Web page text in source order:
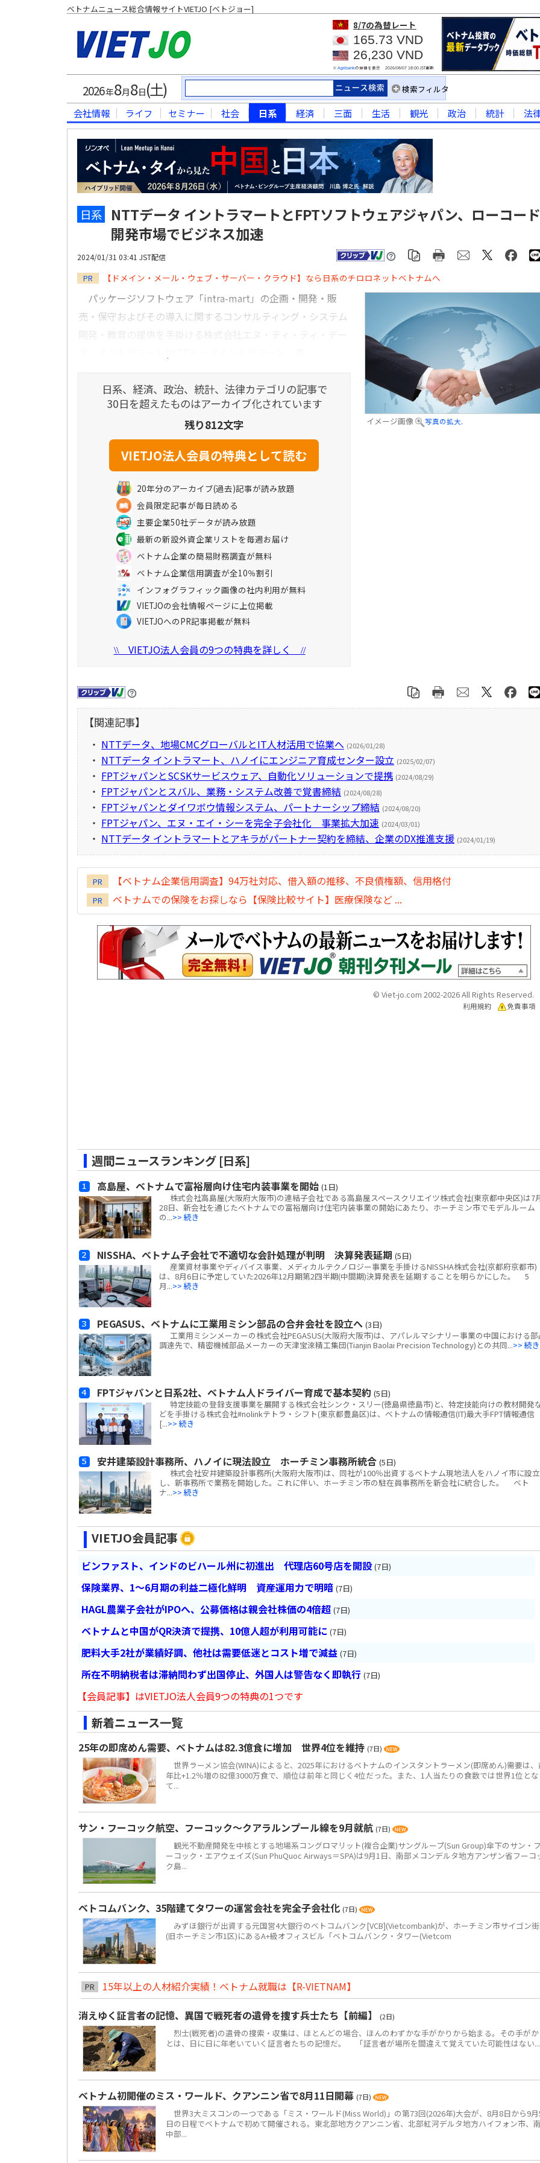
ベトナムニュース総合情報サイトVIETJO [ベトジョー]
8/7の為替レート
165.73 VND
26,230 VND
※ Agribankの仲値を表示 2026/08/07 18:00JST更新
2026年8月8日(土) 検索フィルタ
会社情報 ライフ セミナー 社会 日系 経済 三面 生活 観光 政治 統計 法
日系
NTTデータ イントラマートとFPTソフトウェアジャパン、ローコード
開発市場でビジネス加速
2024/01/31 03:41 JST配信
PR 【ドメイン・メール・ウェブ・サーバー・クラウド】なら日系のチロロネットベトナムへ
イメージ画像 写真の拡大.
パッケージソフトウェア「intra-mart」の企画・開発・販
売・保守およびその導入に関するコンサルティング・システム
日系、経済、政治、統計、法律カテゴリの記事で
30日を超えたものはアーカイブ化されています
残り812文字
20年分のアーカイブ(過去)記事が読み放題
会員限定記事が毎日読める
主要企業50社データが読み放題
最新の新設外資企業リストを毎週お届け
ベトナム企業の簡易財務調査が無料
ベトナム企業信用調査が全10％割引
インフォグラフィック画像の社内利用が無料
VIETJOの会社情報ページに上位掲載
VIETJOへのPR記事掲載が無料
\\VIETJO法人会員の9つの特典を詳しく //
【関連記事】
・ NTTデータ、地場CMCグローバルとIT人材活用で協業へ (2026/01/28)
・ NTTデータ イントラマート、ハノイにエンジニア育成センター設立 (2025/02/07)
・ FPTジャパンとSCSKサービスウェア、自動化ソリューションで提携 (2024/08/29)
・ FPTジャパンとスバル、業務・システム改善で覚書締結 (2024/08/28)
・ FPTジャパンとダイワボウ情報システム、パートナーシップ締結 (2024/08/20)
・ FPTジャパン、エヌ・エイ・シーを完全子会社化 事業拡大加速 (2024/03/01)
・ NTTデータ イントラマートとアキラがパートナー契約を締結、企業のDX推進支援 (2024/01/19)
PR 【ベトナム企業信用調査】94万社対応、借入額の推移、不良債権額、信用格付
PR ベトナムでの保険をお探しなら【保険比較サイト】医療保険など ...
© Viet-jo.com 2002-2026 All Rights Reserved.
利用規約 免責事項
週間ニュースランキング [日系]
高島屋、ベトナムで富裕層向け住宅内装事業を開始 (1日)
株式会社高島屋(大阪府大阪市)の連結子会社である高島屋スペースクリエイツ株式会社(東京都中央区)は7
28日、新会社を通じたベトナムでの富裕層向け住宅内装事業の開始にあたり、ホーチミン市でモデルルーム
の...>> 続き
NISSHA、ベトナム子会社で不適切な会計処理が判明 決算発表延期 (5日)
産業資材事業やディバイス事業、メディカルテクノロジー事業を手掛けるNISSHA株式会社(京都府京都市)
は、8月6日に予定していた2026年12月期第2四半期(中間期)決算発表を延期することを明らかにした。 5
月...>> 続き
PEGASUS、ベトナムに工業用ミシン部品の合弁会社を設立へ (3日)
工業用ミシンメーカーの株式会社PEGASUS(大阪府大阪市)は、アパレルマシナリー事業の中国における
調達先で、精密機械部品メーカーの天津宝淶精工集団(Tianjin Baolai Precision Technology)との共同...>> 続き
FPTジャパンと日系2社、ベトナム人ドライバー育成で基本契約 (5日)
特定技能の登録支援事業を展開する株式会社シンク・スリー(徳島県徳島市)と、特定技能向けの教材開発
どを手掛ける株式会社#nolinkテトラ・シフト(東京都豊島区)は、ベトナムの情報通信(IT)最大手FPT情報通信
[...>> 続き
安井建築設計事務所、ハノイに現法設立 ホーチミン事務所統合 (5日)
株式会社安井建築設計事務所(大阪府大阪市)は、同社が100％出資するベトナム現地法人をハノイ市に設立
し、新事務所で業務を開始した。これに伴い、ホーチミン市の駐在員事務所を新会社に統合した。 ベト
ナ...>> 続き
VIETJO会員記事
ビンファスト、インドのビハール州に初進出 代理店60号店を開設 (7日)
保険業界、1～6月期の利益二極化鮮明 資産運用力で明暗 (7日)
HAGL農業子会社がIPOへ、公募価格は親会社株価の4倍超 (7日)
ベトナムと中国がQR決済で提携、10億人超が利用可能に (7日)
肥料大手2社が業績好調、他社は需要低迷とコスト増で減益 (7日)
所在不明納税者は滞納問わず出国停止、外国人は警告なく即執行 (7日)
【会員記事】はVIETJO法人会員9つの特典の1つです
新着ニュース一覧
25年の即席めん需要、ベトナムは82.3億食に増加 世界4位を維持 (7日)
世界ラーメン協会(WINA)によると、2025年におけるベトナムのインスタントラーメン(即席めん)需要は
年比+1.2％増の82億3000万食で、順位は前年と同じく4位だった。また、1人当たりの食数では世界1位と
て...
サン・フーコック航空、フーコック～クアラルンプール線を9月就航 (7日)
観光不動産開発を中核とする地場系コングロマリット(複合企業)サングループ(Sun Group)傘下のサン・
ーコック・エアウェイズ(Sun PhuQuoc Airways＝SPA)は9月1日、南部メコンデルタ地方アンザン省フーコ
ク島...
ベトコムバンク、35階建てタワーの運営会社を完全子会社化 (7日)
みずほ銀行が出資する元国営4大銀行のベトコムバンク[VCB](Vietcombank)が、ホーチミン市サイゴン
(旧ホーチミン市1区)にあるA+級オフィスビル「ベトコムバンク・タワー(Vietcom
PR
15年以上の人材紹介実績！ベトナム就職は【R-VIETNAM】
消えゆく証言者の記憶、異国で戦死者の遺骨を捜す兵士たち【前編】
(2日)
烈士(戦死者)の遺骨の捜索・収集は、ほとんどの場合、ほんのわずかな手がかりから始まる。その手が
とは、日に日に年老いていく証言者たちの記憶だ。 「証言者が場所を間違えて覚えていた可能性はない...
ベトナム初開催のミス・ワールド、クアンニン省で8月11日開幕 (7日)
世界3大ミスコンの一つである「ミス・ワールド(Miss World)」の第73回(2026年)大会が、8月8日から9
日の日程でベトナムで初めて開催される。東北部地方クアンニン省、北部紅河デルタ地方ハイフォン市、
中部...